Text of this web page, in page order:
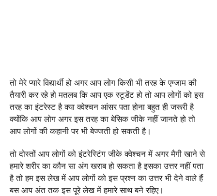
तो मेरे प्यारे विद्यार्थी हो अगर आप लोग किसी भी तरह के एग्जाम की
तैयारी कर रहे हो मतलब कि आप एक स्टूडेंट हो तो आप लोगों को इस
तरह का इंटरेस्ट है क्या क्वेश्चन आंसर पता होना बहुत ही जरूरी है
क्योंकि आप लोग अगर इस तरह का बेसिक जीके नहीं जानते हो तो
आप लोगों की कहानी पर भी बेज्जती हो सकती है।
तो दोस्तों आप लोगों को इंटरेस्टिंग जीके क्वेश्चन में अगर मैगी खाने से
हमारे शरीर का कौन सा अंग खराब हो सकता है इसका उत्तर नहीं पता
है तो हम इस लेख में आप लोगों को इस प्रश्न का उत्तर भी देने वाले हैं
बस आप अंत तक इस पूरे लेख में हमारे साथ बने रहिए।